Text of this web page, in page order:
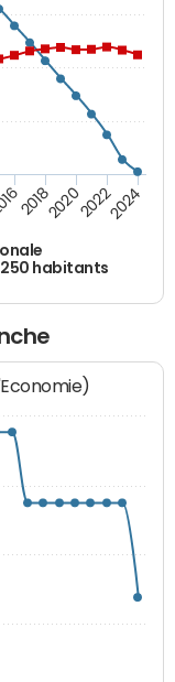
250 habitants
2018202020222024